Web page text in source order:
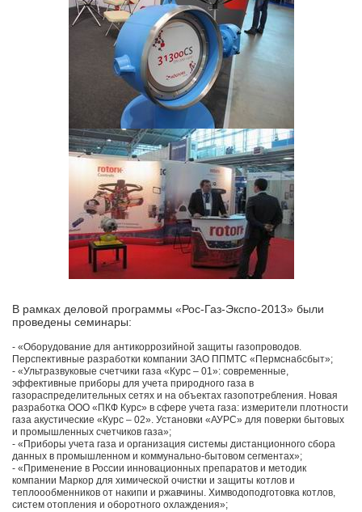
В рамках деловой программы «Рос-Газ-Экспо-2013» были
проведены семинары:
- «Оборудование для антикоррозийной защиты газопроводов.
Перспективные разработки компании ЗАО ППМТС «Пермснабсбыт»;
- «Ультразвуковые счетчики газа «Курс – 01»: современные,
эффективные приборы для учета природного газа в
газораспределительных сетях и на объектах газопотребления. Новая
разработка ООО «ПКФ Курс» в сфере учета газа: измерители плотности
газа акустические «Курс – 02». Установки «АУРС» для поверки бытовых
и промышленных счетчиков газа»;
- «Приборы учета газа и организация системы дистанционного сбора
данных в промышленном и коммунально-бытовом сегментах»;
- «Применение в России инновационных препаратов и методик
компании Маркор для химической очистки и защиты котлов и
теплоообменников от накипи и ржавчины. Химводоподготовка котлов,
систем отопления и оборотного охлаждения»;